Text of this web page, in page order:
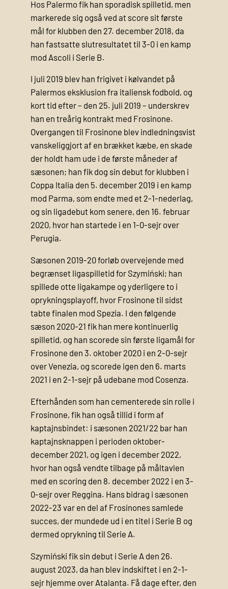
Hos Palermo fik han sporadisk spilletid, men
markerede sig også ved at score sit første
mål for klubben den 27. december 2018, da
han fastsatte slutresultatet til 3-0 i en kamp
mod Ascoli i Serie B.
I juli 2019 blev han frigivet i kølvandet på
Palermos eksklusion fra italiensk fodbold, og
kort tid efter – den 25. juli 2019 – underskrev
han en treårig kontrakt med Frosinone.
Overgangen til Frosinone blev indledningsvist
vanskeliggjort af en brækket kæbe, en skade
der holdt ham ude i de første måneder af
sæsonen; han fik dog sin debut for klubben i
Coppa Italia den 5. december 2019 i en kamp
mod Parma, som endte med et 2-1-nederlag,
og sin ligadebut kom senere, den 16. februar
2020, hvor han startede i en 1-0-sejr over
Perugia.
Sæsonen 2019-20 forløb overvejende med
begrænset ligaspilletid for Szymiński; han
spillede otte ligakampe og yderligere to i
oprykningsplayoff, hvor Frosinone til sidst
tabte finalen mod Spezia. I den følgende
sæson 2020-21 fik han mere kontinuerlig
spilletid, og han scorede sin første ligamål for
Frosinone den 3. oktober 2020 i en 2-0-sejr
over Venezia, og scorede igen den 6. marts
2021 i en 2-1-sejr på udebane mod Cosenza.
Efterhånden som han cementerede sin rolle i
Frosinone, fik han også tillid i form af
kaptajnsbindet: i sæsonen 2021/22 bar han
kaptajnsknappen i perioden oktober-
december 2021, og igen i december 2022,
hvor han også vendte tilbage på måltavlen
med en scoring den 8. december 2022 i en 3-
0-sejr over Reggina. Hans bidrag i sæsonen
2022-23 var en del af Frosinones samlede
succes, der mundede ud i en titel i Serie B og
dermed oprykning til Serie A.
Szymiński fik sin debut i Serie A den 26.
august 2023, da han blev indskiftet i en 2-1-
sejr hjemme over Atalanta. Få dage efter, den